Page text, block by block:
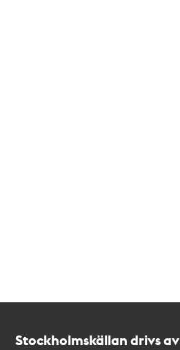
Stockholmskällan drivs av